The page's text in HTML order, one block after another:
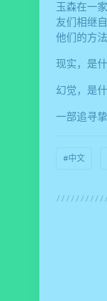
玉森在一
友们相继
他们的方法
现实，是什
幻觉，是什
一部追寻
#中文